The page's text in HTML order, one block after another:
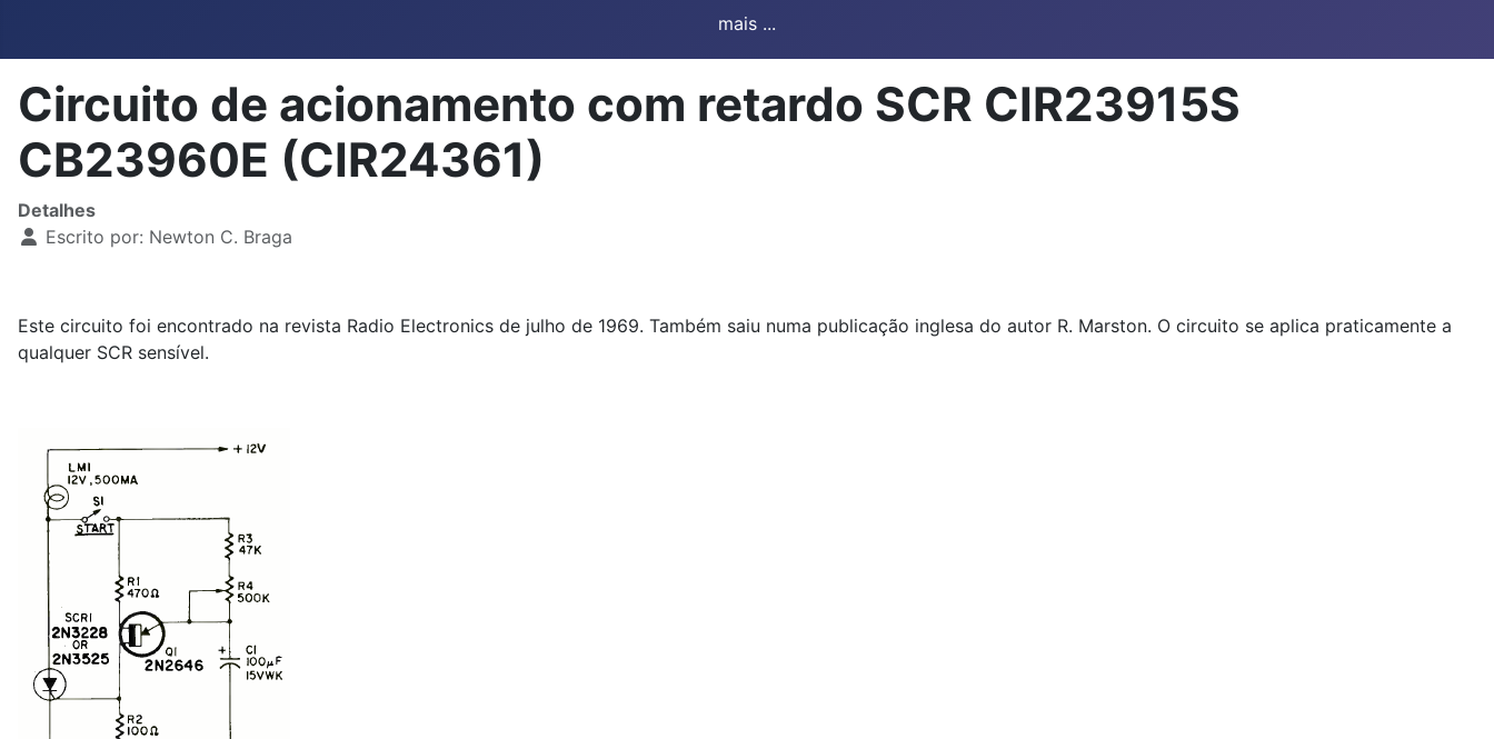
mais ...
Circuito de acionamento com retardo SCR CIR23915S
CB23960E (CIR24361)
Detalhes
Escrito por: Newton C. Braga
Este circuito foi encontrado na revista Radio Electronics de julho de 1969. Também saiu numa publicação inglesa do autor R. Marston. O circuito se aplica praticamente a
qualquer SCR sensível.